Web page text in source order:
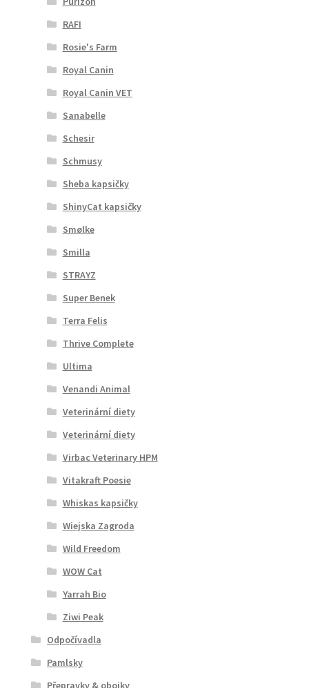
RAFI
Rosie's Farm
Royal Canin
Royal Canin VET
Sanabelle
Schesir
Schmusy
Sheba kapsičky
ShinyCat kapsičky
Smølke
Smilla
STRAYZ
Super Benek
Terra Felis
Thrive Complete
Ultima
Venandi Animal
Veterinární diety
Veterinární diety
Virbac Veterinary HPM
Vitakraft Poesie
Whiskas kapsičky
Wiejska Zagroda
Wild Freedom
WOW Cat
Yarrah Bio
Ziwi Peak
Odpočívadla
Pamlsky
Přepravky & obojky